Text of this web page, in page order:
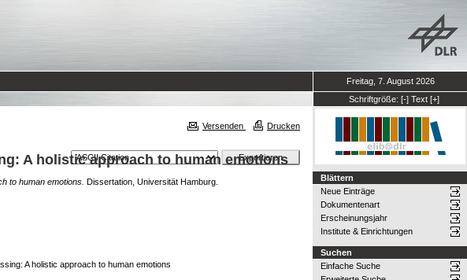
Freitag, 7. August 2026
Schriftgröße: [-] Text [+]
Versenden Drucken
A holistic approach to human emotions
to human emotions. Dissertation, Universität Hamburg.
A holistic approach to human emotions
Blättern
Neue Einträge
Dokumentenart
Erscheinungsjahr
Institute & Einrichtungen
Suchen
Einfache Suche